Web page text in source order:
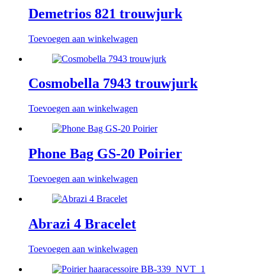
Demetrios 821 trouwjurk
Toevoegen aan winkelwagen
Cosmobella 7943 trouwjurk
Toevoegen aan winkelwagen
Phone Bag GS-20 Poirier
Toevoegen aan winkelwagen
Abrazi 4 Bracelet
Toevoegen aan winkelwagen